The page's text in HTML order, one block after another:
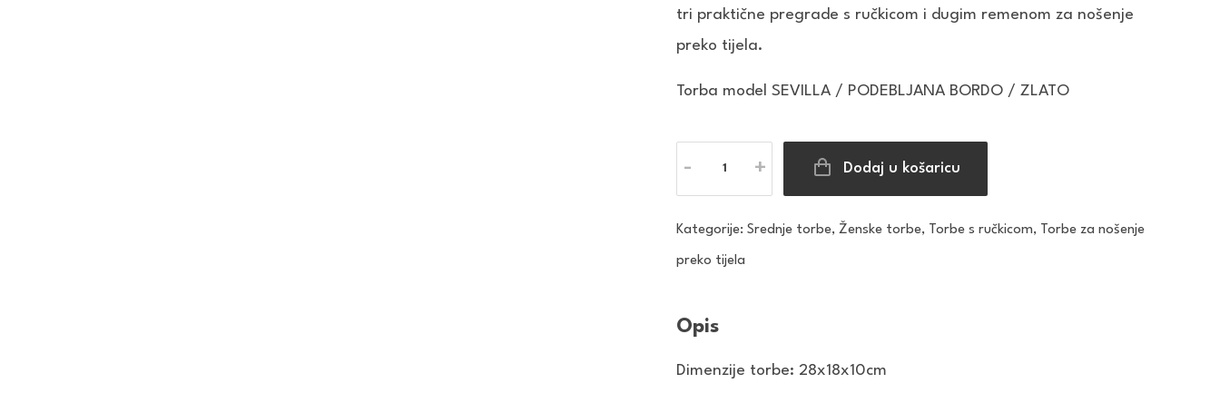
tri praktične pregrade s ručkicom i dugim remenom za nošenje
preko tijela.
Torba model SEVILLA / PODEBLJANA BORDO / ZLATO
Dodaj u košaricu
Kategorije:Srednje torbe,Ženske torbe, Torbe s ručkicom, Torbe za nošenje
preko tijela
Opis
Dimenzije torbe: 28x18x10cm